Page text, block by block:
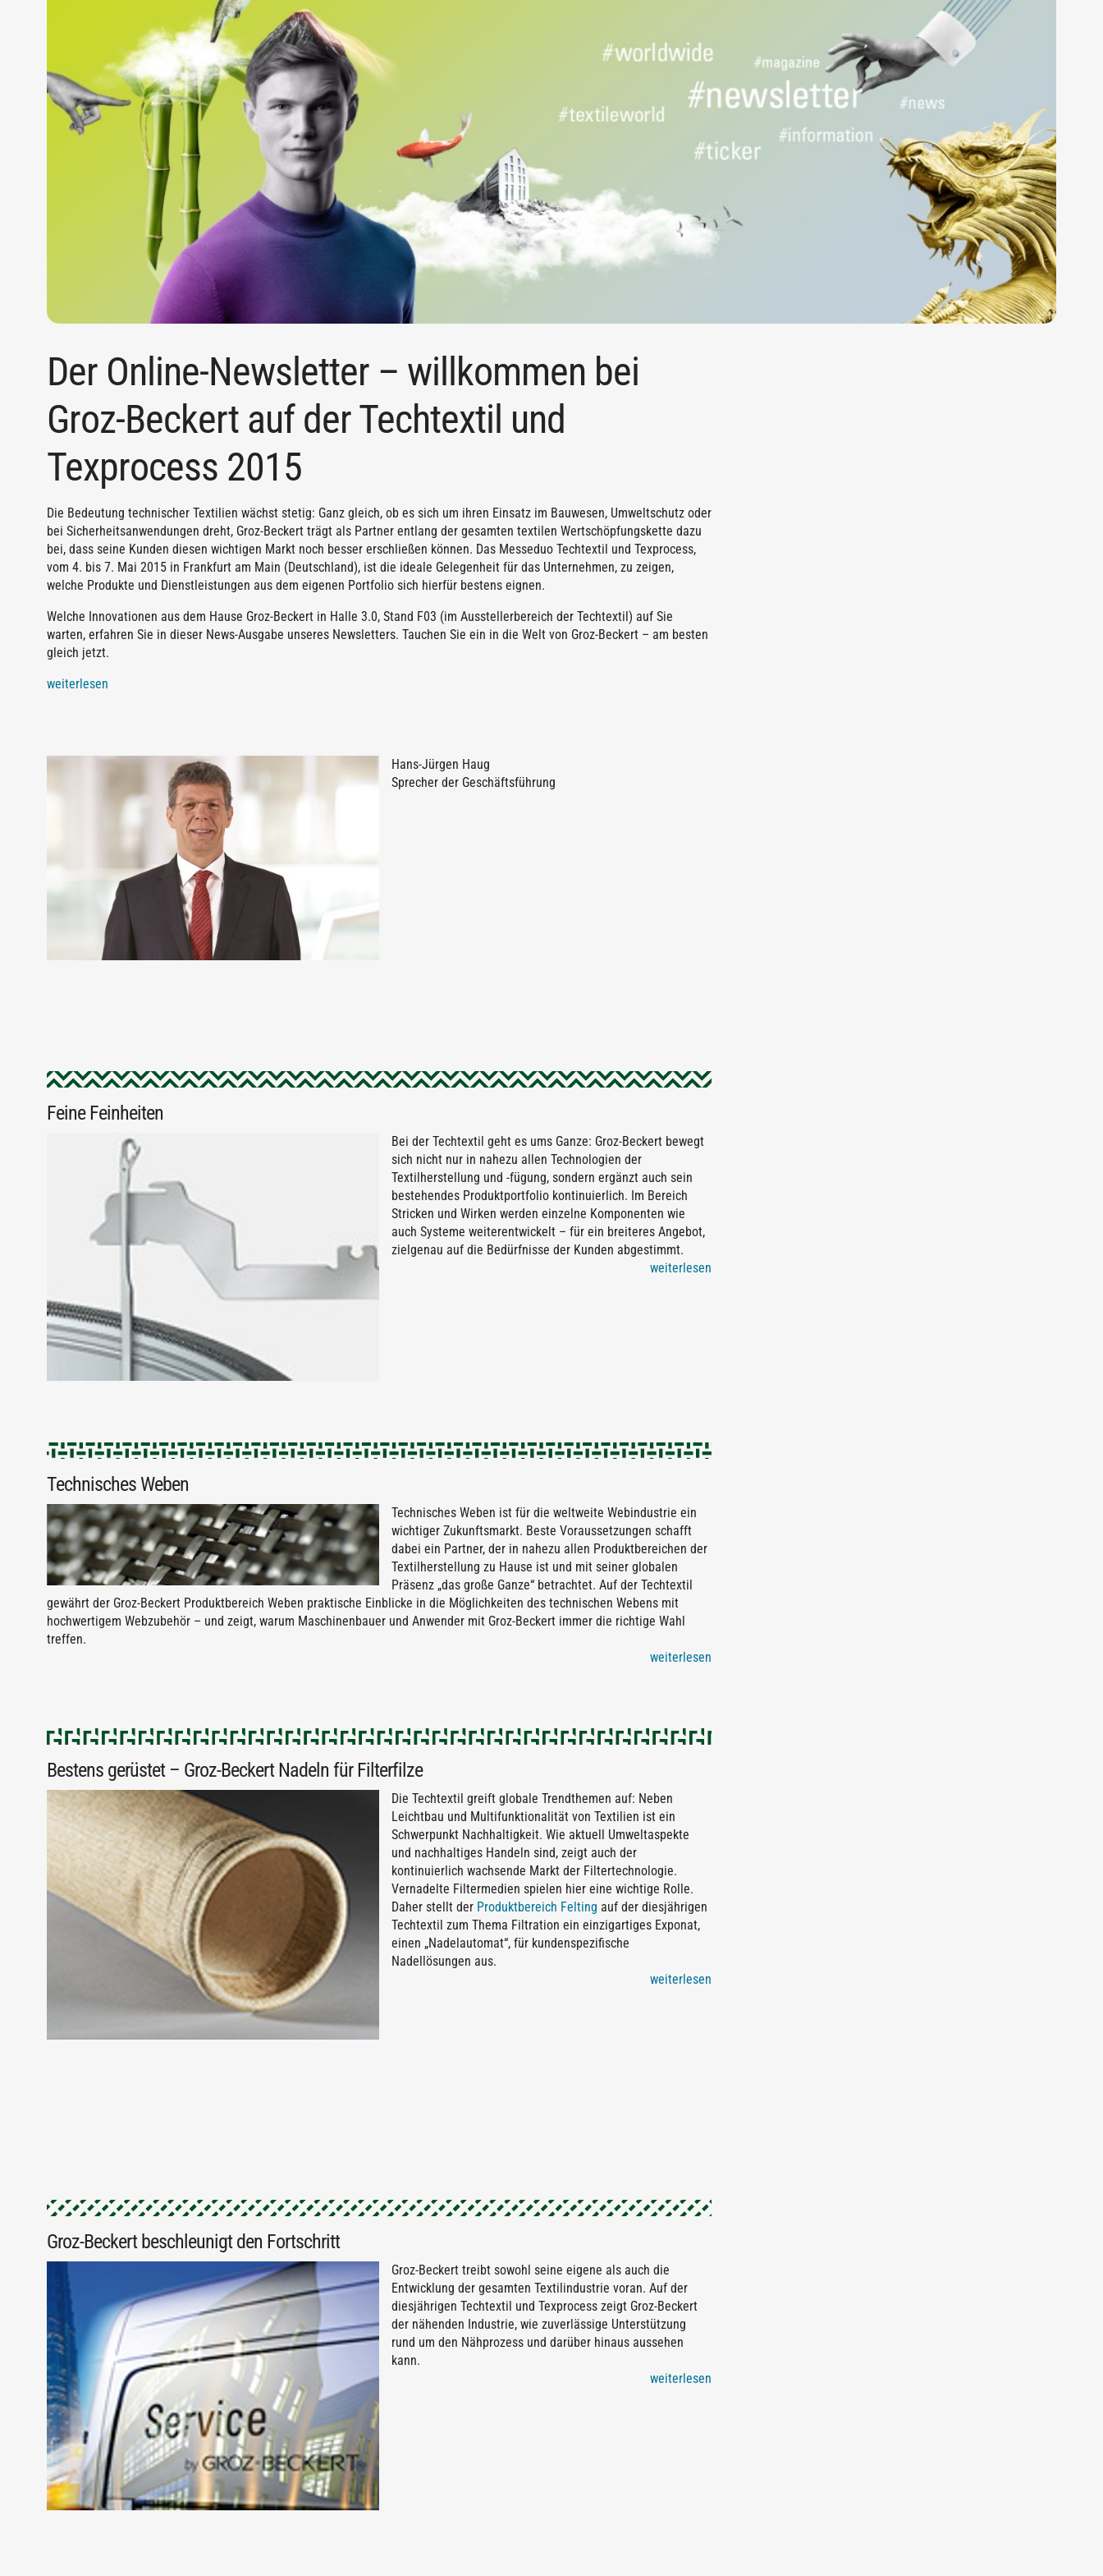
Der Online-Newsletter – willkommen bei
Groz-Beckert auf der Techtextil und
Texprocess 2015
Die Bedeutung technischer Textilien wächst stetig: Ganz gleich, ob es sich um ihren Einsatz im Bauwesen, Umweltschutz oder
bei Sicherheitsanwendungen dreht, Groz-Beckert trägt als Partner entlang der gesamten textilen Wertschöpfungskette dazu
bei, dass seine Kunden diesen wichtigen Markt noch besser erschließen können. Das Messeduo Techtextil und Texprocess,
vom 4. bis 7. Mai 2015 in Frankfurt am Main (Deutschland), ist die ideale Gelegenheit für das Unternehmen, zu zeigen,
welche Produkte und Dienstleistungen aus dem eigenen Portfolio sich hierfür bestens eignen.
Welche Innovationen aus dem Hause Groz-Beckert in Halle 3.0, Stand F03 (im Ausstellerbereich der Techtextil) auf Sie
warten, erfahren Sie in dieser News-Ausgabe unseres Newsletters. Tauchen Sie ein in die Welt von Groz-Beckert – am besten
gleich jetzt.
weiterlesen
Hans-Jürgen Haug
Sprecher der Geschäftsführung
Feine Feinheiten
Bei der Techtextil geht es ums Ganze: Groz-Beckert bewegt
sich nicht nur in nahezu allen Technologien der
Textilherstellung und -fügung, sondern ergänzt auch sein
bestehendes Produktportfolio kontinuierlich. Im Bereich
Stricken und Wirken werden einzelne Komponenten wie
auch Systeme weiterentwickelt – für ein breiteres Angebot,
zielgenau auf die Bedürfnisse der Kunden abgestimmt.
weiterlesen
Technisches Weben
Technisches Weben ist für die weltweite Webindustrie ein
wichtiger Zukunftsmarkt. Beste Voraussetzungen schafft
dabei ein Partner, der in nahezu allen Produktbereichen der
Textilherstellung zu Hause ist und mit seiner globalen
Präsenz „das große Ganze“ betrachtet. Auf der Techtextil
gewährt der Groz-Beckert Produktbereich Weben praktische Einblicke in die Möglichkeiten des technischen Webens mit
hochwertigem Webzubehör – und zeigt, warum Maschinenbauer und Anwender mit Groz-Beckert immer die richtige Wahl
treffen.
weiterlesen
Bestens gerüstet – Groz-Beckert Nadeln für Filterfilze
Die Techtextil greift globale Trendthemen auf: Neben
Leichtbau und Multifunktionalität von Textilien ist ein
Schwerpunkt Nachhaltigkeit. Wie aktuell Umweltaspekte
und nachhaltiges Handeln sind, zeigt auch der
kontinuierlich wachsende Markt der Filtertechnologie.
Vernadelte Filtermedien spielen hier eine wichtige Rolle.
Daher stellt der Produktbereich Felting auf der diesjährigen
Techtextil zum Thema Filtration ein einzigartiges Exponat,
einen „Nadelautomat“, für kundenspezifische
Nadellösungen aus.
weiterlesen
Groz-Beckert beschleunigt den Fortschritt
Groz-Beckert treibt sowohl seine eigene als auch die
Entwicklung der gesamten Textilindustrie voran. Auf der
diesjährigen Techtextil und Texprocess zeigt Groz-Beckert
der nähenden Industrie, wie zuverlässige Unterstützung
rund um den Nähprozess und darüber hinaus aussehen
kann.
weiterlesen